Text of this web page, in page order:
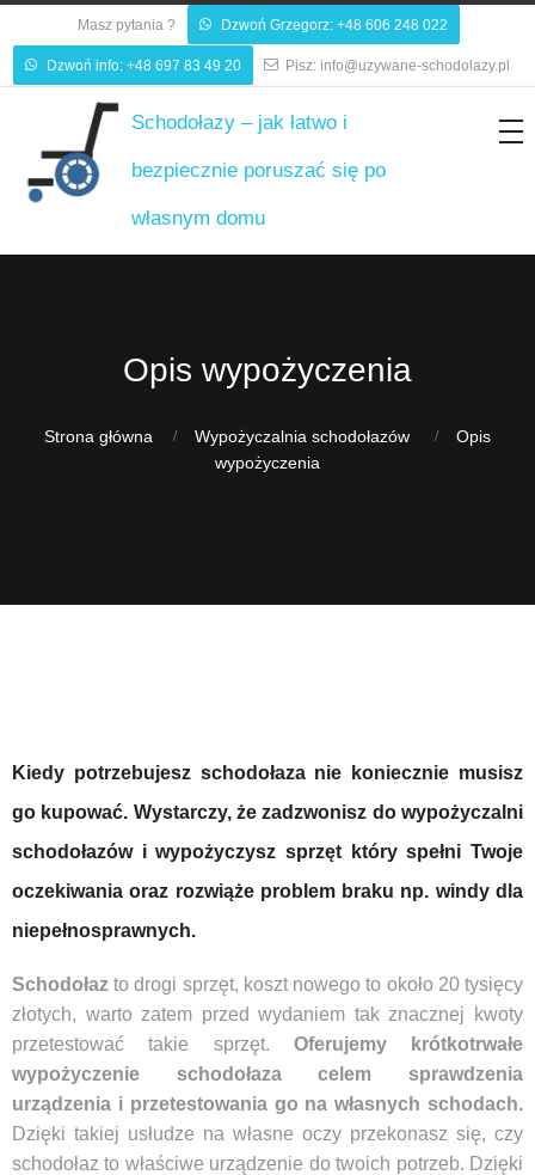
Masz pytania ?  Dzwoń Grzegorz: +48 606 248 022
 Dzwoń info: +48 697 83 49 20  Pisz: info@uzywane-schodolazy.pl
Schodołazy – jak łatwo i
bezpiecznie poruszać się po
własnym domu
Opis wypożyczenia
Strona główna Wypożyczalnia schodołazów
Opis
wypożyczenia
Kiedy potrzebujesz schodołaza nie koniecznie musisz
go kupować. Wystarczy, że zadzwonisz do wypożyczalni
schodołazów i wypożyczysz sprzęt który spełni Twoje
oczekiwania oraz rozwiąże problem braku np. windy dla
niepełnosprawnych.
Schodołaz to drogi sprzęt, koszt nowego to około 20 tysięcy
złotych, warto zatem przed wydaniem tak znacznej kwoty
przetestować takie sprzęt. Oferujemy krótkotrwałe
wypożyczenie schodołaza celem sprawdzenia
urządzenia i przetestowania go na własnych schodach.
Dzięki takiej usłudze na własne oczy przekonasz się, czy
schodołaz to właściwe urządzenie do twoich potrzeb. Dzięki